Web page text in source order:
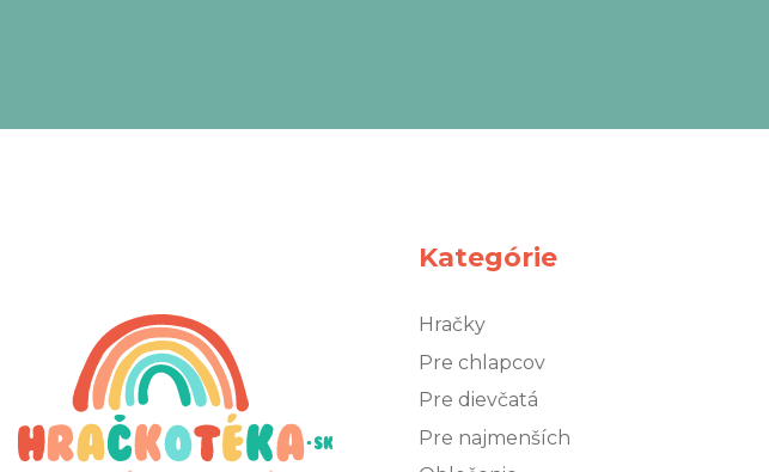
Kategórie
Hračky
Pre chlapcov
Pre dievčatá
Pre najmenších